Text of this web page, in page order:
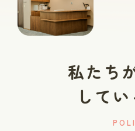
私たち
して